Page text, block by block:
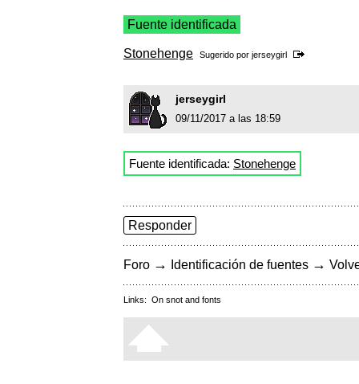
Fuente identificada
Stonehenge Sugerido por jerseygirl
jerseygirl
09/11/2017 a las 18:59
Fuente identificada: Stonehenge
Responder
Foro → Identificación de fuentes →
Links: On snot and fonts